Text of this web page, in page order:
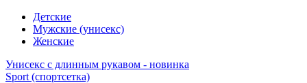
Детские
Мужские (унисекс)
Женские
Унисекс с длинным рукавом - новинка
Sport (спортсетка)